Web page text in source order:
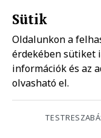
Mpl házhozszállítás
1.990 Ft
Mpl
Huawei
Sütik
Oldalunkon a
érdekében sütiket
információk és az
olvasható el.